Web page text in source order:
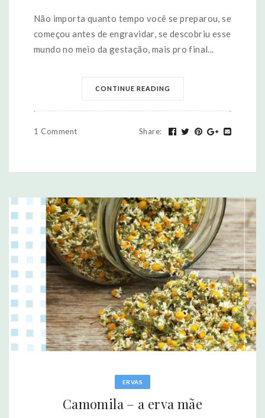
Não importa quanto tempo você se preparou, se
começou antes de engravidar, se descobriu esse
mundo no meio da gestação, mais pro final...
CONTINUE READING
1 Comment Share:
ERVAS
Camomila – a erva mãe